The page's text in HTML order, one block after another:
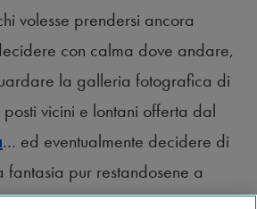
volesse prendersi ancora
con calma dove andare,
la galleria fotografica di
vicini e lontani offerta dal
… ed eventualmente decidere di
fantasia pur restandosene a